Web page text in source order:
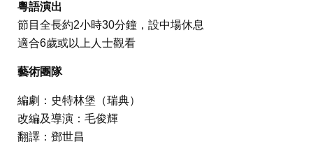
粵語演出
節目全長約2小時30分鐘，設中場休息
適合6歲或以上人士觀看
藝術團隊
編劇：史特林堡（瑞典）
改編及導演：毛俊輝
翻譯：鄧世昌